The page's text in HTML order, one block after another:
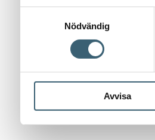
Nödvändig
Avvisa